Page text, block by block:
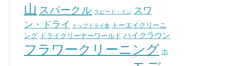
山 スパークル スピード・イン スワ
ン・ドライ
トップドライ舎
トーエイクリーニ
ング ドライクリーナーワールド ハイクラウン
フラワークリーニング ホ